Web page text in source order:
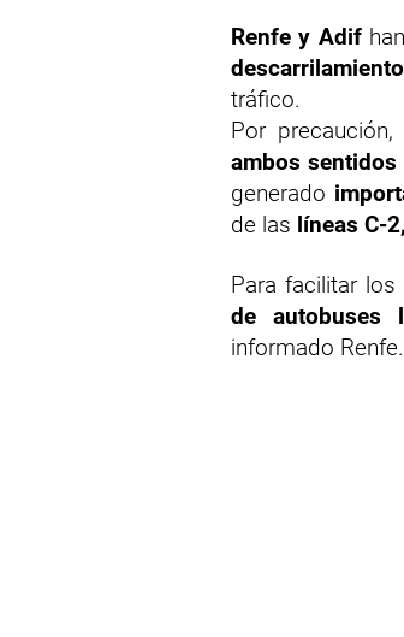
Renfe y Adif
descarrilamiento
tráfico.
Por precaución,
ambos sentidos
generado
de las líneas C-
Para facilitar
de autobuses
informado Renfe.